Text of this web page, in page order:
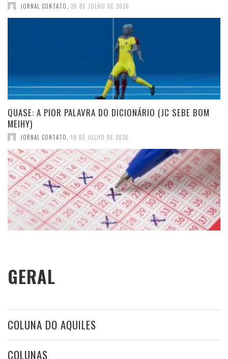
JORNAL CONTATO 26 DE JULHO DE 2026
QUASE: A PIOR PALAVRA DO DICIONÁRIO (JC SEBE BOM
MEIHY)
JORNAL CONTATO 19 DE JULHO DE 2026
GERAL
COLUNA DO AQUILES
COLUNAS